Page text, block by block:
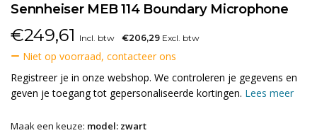
Sennheiser MEB 114 Boundary Microphone
€249,61 Incl. btw €206,29 Excl. btw
Niet op voorraad, contacteer ons
Registreer je in onze webshop. We controleren je gegevens en
geven je toegang tot gepersonaliseerde kortingen. Lees meer
Maak een keuze: model: zwart